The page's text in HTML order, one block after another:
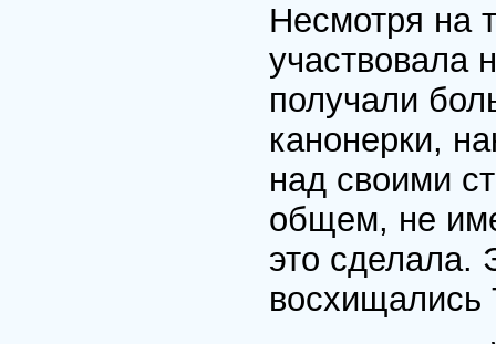
Несмотря на
участвовала
получали
канонерки,
над своими
общем, не
это сделала.
восхищались